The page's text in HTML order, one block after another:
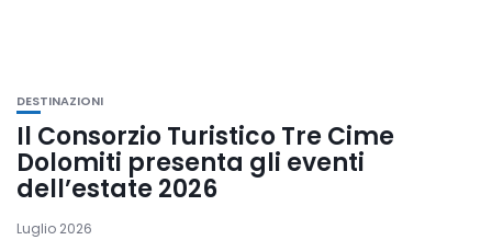
DESTINAZIONI
Il Consorzio Turistico Tre Cime
Dolomiti presenta gli eventi
dell’estate 2026
Luglio 2026